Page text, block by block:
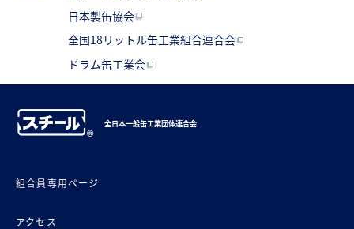
日本製缶協会
全国18リットル缶工業組合連合会
ドラム缶工業会
全日本一般缶工業団体連合会
組合員専用ページ
アクセス